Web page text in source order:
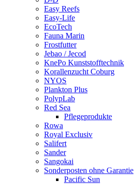
Easy Reefs
Easy-Life
EcoTech
Fauna Marin
Frostfutter
Jebao / Jecod
KnePo Kunststofftechnik
Korallenzucht Coburg
NYOS
Plankton Plus
PolypLab
Red Sea
Pflegeprodukte
Rowa
Royal Exclusiv
Salifert
Sander
Sangokai
Sonderposten ohne Garantie
Pacific Sun